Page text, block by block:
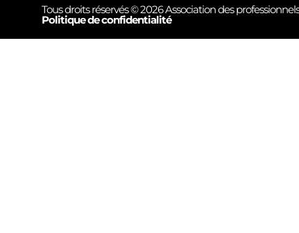
Tous droits réservés © 2026 Association des
Politique de confidentialité